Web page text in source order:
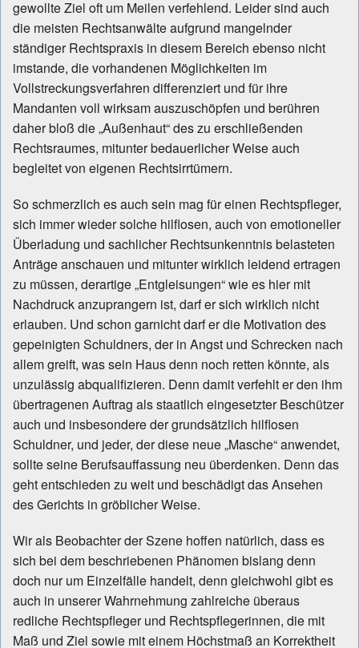
gewollte Ziel oft um Meilen verfehlend. Leider sind auch
die meisten Rechtsanwälte aufgrund mangelnder
ständiger Rechtspraxis in diesem Bereich ebenso nicht
imstande, die vorhandenen Möglichkeiten im
Vollstreckungsverfahren differenziert und für ihre
Mandanten voll wirksam auszuschöpfen und berühren
daher bloß die „Außenhaut“ des zu erschließenden
Rechtsraumes, mitunter bedauerlicher Weise auch
begleitet von eigenen Rechtsirrtümern.
So schmerzlich es auch sein mag für einen Rechtspfleger,
sich immer wieder solche hilflosen, auch von emotioneller
Überladung und sachlicher Rechtsunkenntnis belasteten
Anträge anschauen und mitunter wirklich leidend ertragen
zu müssen, derartige „Entgleisungen“ wie es hier mit
Nachdruck anzuprangern ist, darf er sich wirklich nicht
erlauben. Und schon garnicht darf er die Motivation des
gepeinigten Schuldners, der in Angst und Schrecken nach
allem greift, was sein Haus denn noch retten könnte, als
unzulässig abqualifizieren. Denn damit verfehlt er den ihm
übertragenen Auftrag als staatlich eingesetzter Beschützer
auch und insbesondere der grundsätzlich hilflosen
Schuldner, und jeder, der diese neue „Masche“ anwendet,
sollte seine Berufsauffassung neu überdenken. Denn das
geht entschieden zu weit und beschädigt das Ansehen
des Gerichts in gröblicher Weise.
Wir als Beobachter der Szene hoffen natürlich, dass es
sich bei dem beschriebenen Phänomen bislang denn
doch nur um Einzelfälle handelt, denn gleichwohl gibt es
auch in unserer Wahrnehmung zahlreiche überaus
redliche Rechtspfleger und Rechtspflegerinnen, die mit
Maß und Ziel sowie mit einem Höchstmaß an Korrektheit